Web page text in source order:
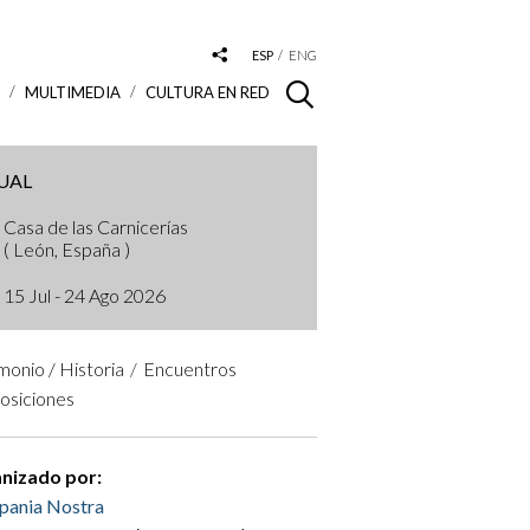
ESP ENG
MULTIMEDIA CULTURA EN RED
Casa de las Carnicerías
( León, España )
15 Jul - 24 Ago 2026
/ Historia
Encuentros
por:
Nostra